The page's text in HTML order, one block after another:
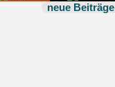
neue Beiträge